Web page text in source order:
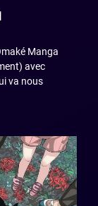
Manga
avec
va nous